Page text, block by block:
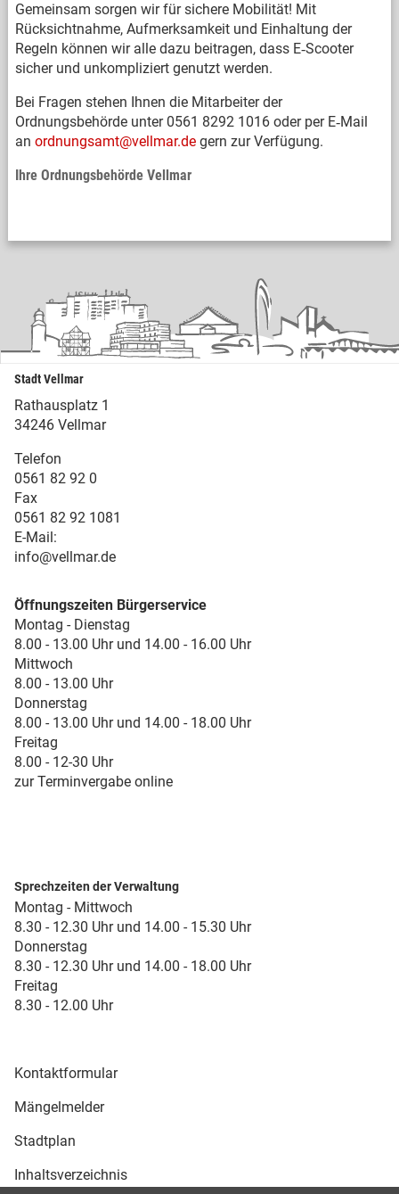
Gemeinsam sorgen wir für sichere Mobilität! Mit
Rücksichtnahme, Aufmerksamkeit und Einhaltung der
Regeln können wir alle dazu beitragen, dass E‑Scooter
sicher und unkompliziert genutzt werden.
Bei Fragen stehen Ihnen die Mitarbeiter der
Ordnungsbehörde unter 0561 8292 1016 oder per E‑Mail
an ordnungsamt@vellmar.degern zur Verfügung.
Ihre Ordnungsbehörde Vellmar
Stadt Vellmar
Rathausplatz 1
34246 Vellmar
Telefon
0561 82 92 0
Fax
0561 82 92 1081
E-Mail:
info@vellmar.de
Öffnungszeiten Bürgerservice
Montag - Dienstag
8.00 - 13.00 Uhr und 14.00 - 16.00 Uhr
Mittwoch
8.00 - 13.00 Uhr
Donnerstag
8.00 - 13.00 Uhr und 14.00 - 18.00 Uhr
Freitag
8.00 - 12-30 Uhr
zur Terminvergabe online
Sprechzeiten der Verwaltung
Montag - Mittwoch
8.30 - 12.30 Uhr und 14.00 - 15.30 Uhr
Donnerstag
8.30 - 12.30 Uhr und 14.00 - 18.00 Uhr
Freitag
8.30 - 12.00 Uhr
Kontaktformular
Mängelmelder
Stadtplan
Inhaltsverzeichnis